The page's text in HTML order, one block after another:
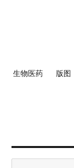
生物医药 版图